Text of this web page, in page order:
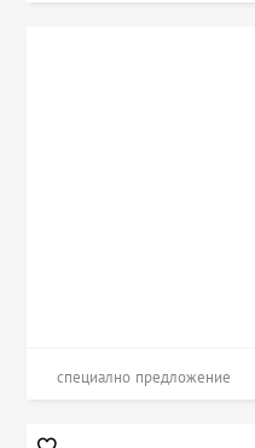
специално предложение